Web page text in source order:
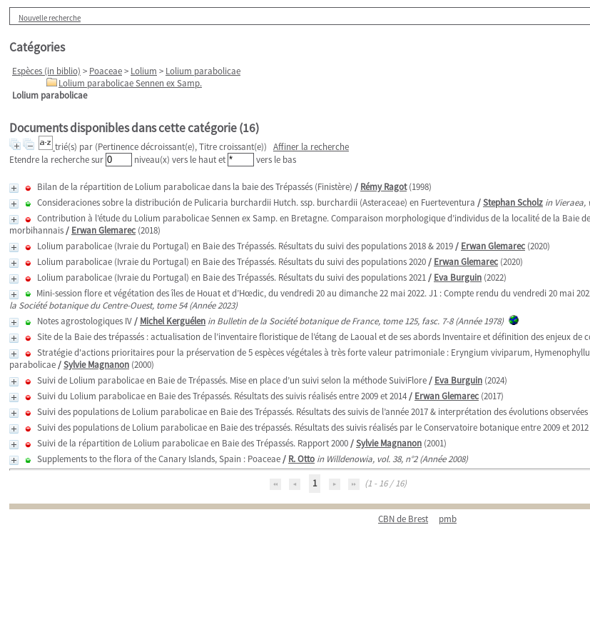
Nouvelle recherche
Catégories
Espèces (in biblio) > Poaceae> Lolium > Lolium parabolicae
Lolium parabolicae Sennen ex Samp.
Lolium parabolicae
Documents disponibles dans cette catégorie (16)
trié(s) par (Pertinence décroissant(e), Titre croissant(e)) Affiner la recherche
Etendre la recherche sur
niveau(x) vers le haut et vers le bas
Bilan de la répartition de Lolium parabolicae dans la baie des Trépassés (Finistère) / Rémy Ragot(1998)
Consideraciones sobre la distribución de Pulicaria burchardii Hutch. ssp. burchardii (Asteraceae) en Fuerteventura /Stephan Scholz in Vieraea,
Contribution à l’étude du Lolium parabolicae Sennen ex Samp. en Bretagne. Comparaison morphologique d’individus de la localité de la Baie
morbihannais/ Erwan Glemarec (2018)
Lolium parabolicae (Ivraie du Portugal) en Baie des Trépassés. Résultats du suivi des populations 2018 & 2019/ Erwan Glemarec (2020)
Lolium parabolicae (Ivraie du Portugal) en Baie des Trépassés. Résultats du suivi des populations 2020/ Erwan Glemarec (2020)
Lolium parabolicae (Ivraie du Portugal) en Baie des Trépassés. Résultats du suivi des populations 2021/ Eva Burguin (2022)
Mini-session flore et végétation des îles de Houat et d’Hœdic, du vendredi 20 au dimanche 22 mai 2022. J1 : Compte rendu du vendredi 20 mai
la Société botanique du Centre-Ouest, tome 54 (Année 2023)
Notes agrostologiques IV/ Michel Kerguélen in Bulletin de la Société botanique de France, tome 125, fasc. 7-8 (Année 1978)
Site de la Baie des trépassés : actualisation de l’inventaire floristique de l’étang de Laoual et de ses abords Inventaire et définition des enjeux de
Stratégie d'actions prioritaires pour la préservation de 5 espèces végétales à très forte valeur patrimoniale : Eryngium viviparum,
parabolicae/Sylvie Magnanon (2000)
Suivi de Lolium parabolicae en Baie de Trépassés. Mise en place d’un suivi selon la méthode SuiviFlore/ Eva Burguin (2024)
Suivi du Lolium parabolicae en Baie des Trépassés. Résultats des suivis réalisés entre 2009 et 2014/ Erwan Glemarec (2017)
Suivi des populations de Lolium parabolicae en Baie des Trépassés. Résultats des suivis de l’année 2017 & interprétation des évolutions observées
Suivi des populations de Lolium parabolicae en Baie des trépassés. Résultats des suivis réalisés par le Conservatoire botanique entre 2009 et 2012
Suivi de la répartition de Lolium parabolicae en Baie des Trépassés. Rapport 2000/Sylvie Magnanon (2001)
Supplements to the flora of the Canary Islands, Spain : Poaceae/ R. Otto in Willdenowia, vol. 38, n°2 (Année 2008)
1
(1 - 16 / 16)
CBN de Brest pmb